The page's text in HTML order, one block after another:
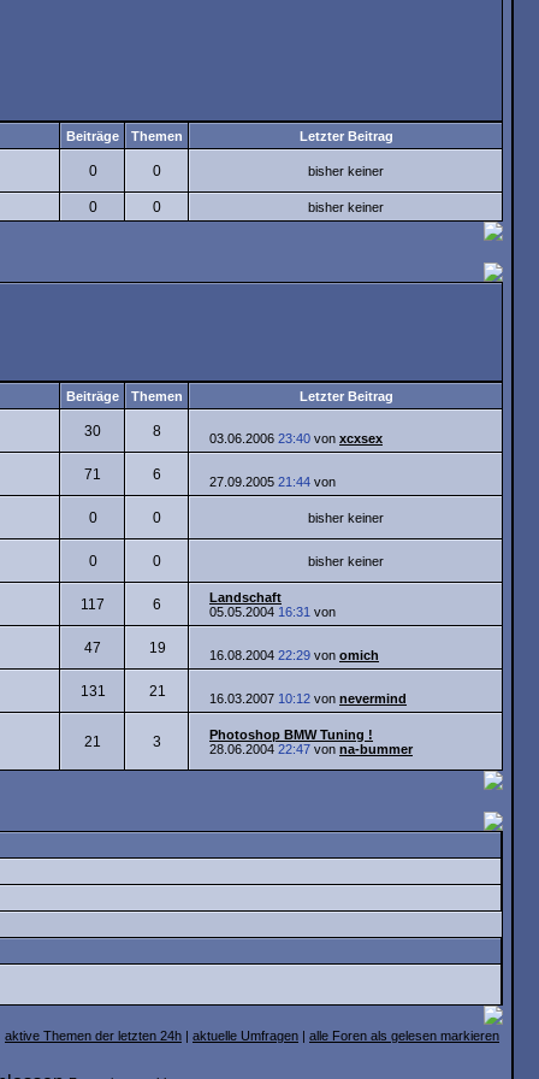
Beiträge Themen Letzter Beitrag
0 0 bisher keiner
0 0 bisher keiner
Beiträge Themen Letzter Beitrag
30 8 03.06.2006 23:40 von xcxsex
71 6 27.09.2005 21:44 von
0 0 bisher keiner
0 0 bisher keiner
117 6
Landschaft
05.05.2004 16:31 von
47 19 16.08.2004 22:29 von omich
131 21 16.03.2007 10:12 von nevermind
21 3
Photoshop BMW Tuning !
28.06.2004 22:47 von na-bummer
aktive Themen der letzten 24h | aktuelle Umfragen | alle Foren als gelesen markieren